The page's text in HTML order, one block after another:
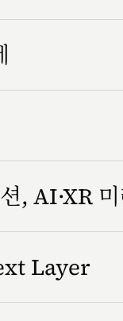
, AI·XR
Layer